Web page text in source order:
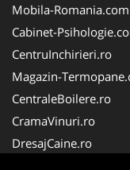
Mobila-Romania.com
Cabinet-
CentruInchirieri.ro
Magazin-
CentraleBoilere.ro
CramaVinuri.ro
DresajCaine.ro